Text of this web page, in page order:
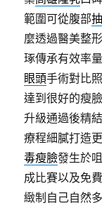
範圍可從腹部
麼透過醫美整
琢傳承有效率
眼頭手術對比
達到很好的瘦
升級通過後精
療程細膩打造
毒瘦臉發生於
成比賽以及免
緻制自己自然